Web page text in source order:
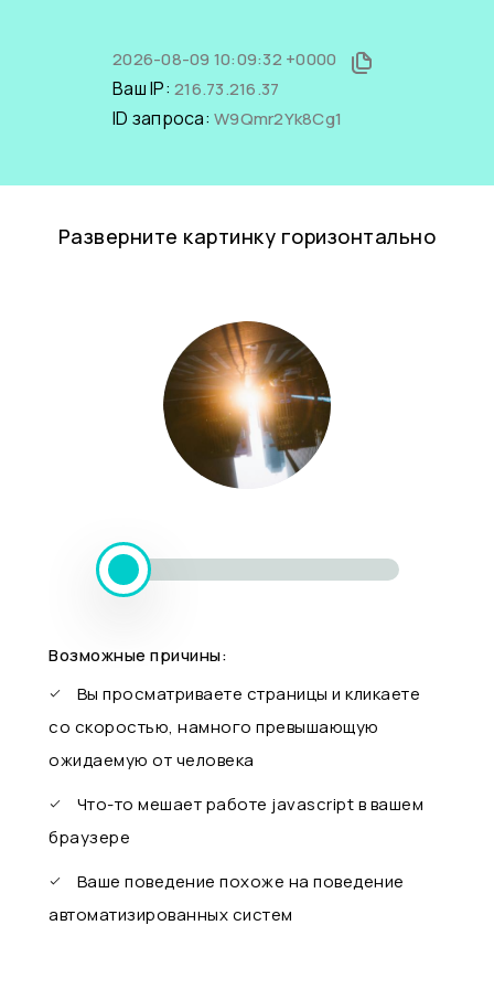
2026-08-09 10:09:32 +0000
Ваш IP: 216.73.216.37
ID запроса: W9Qmr2Yk8Cg1
Разверните картинку горизонтально
Возможные причины:
Вы просматриваете страницы и кликаете
со скоростью, намного превышающую
ожидаемую от человека
Что-то мешает работе javascript в вашем
браузере
Ваше поведение похоже на поведение
автоматизированных систем